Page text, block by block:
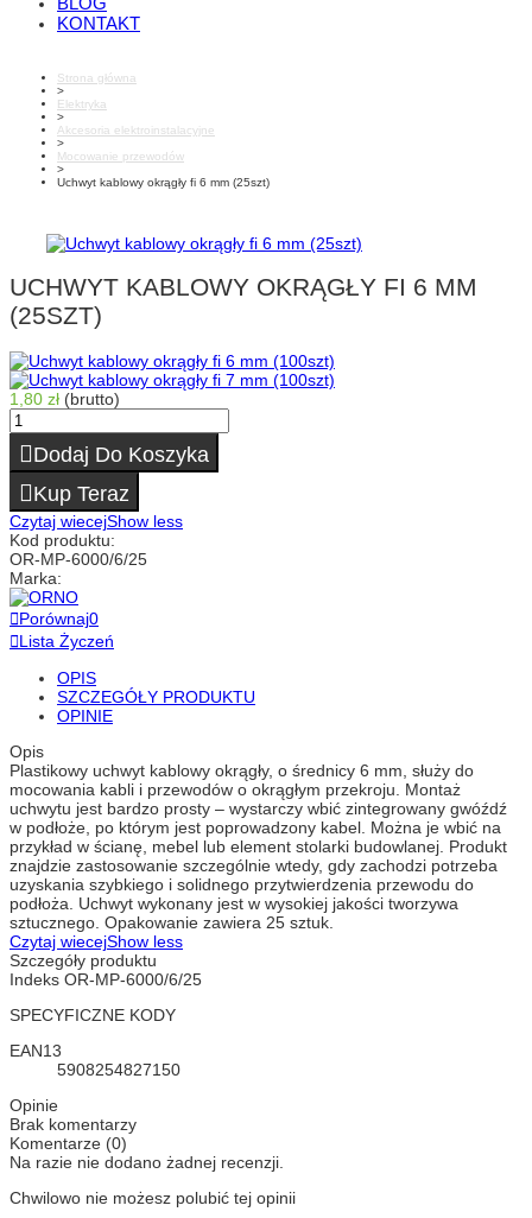
KONTAKT
Strona główna
>
Elektryka
>
Akcesoria elektroinstalacyjne
>
Mocowanie przewodów
>
Uchwyt kablowy okrągły fi 6 mm (25szt)
UCHWYT KABLOWY OKRĄGŁY FI 6 MM
(25SZT)
1,80 zł (brutto)
Dodaj Do Koszyka
Kup Teraz
Czytaj wiecejShow less
Kod produktu:
OR-MP-6000/6/25
Marka:
Porównaj0
Lista Życzeń
OPIS
SZCZEGÓŁY PRODUKTU
OPINIE
Opis
Plastikowy uchwyt kablowy okrągły, o średnicy 6 mm, służy do
mocowania kabli i przewodów o okrągłym przekroju. Montaż
uchwytu jest bardzo prosty – wystarczy wbić zintegrowany gwóźdź
w podłoże, po którym jest poprowadzony kabel. Można je wbić na
przykład w ścianę, mebel lub element stolarki budowlanej. Produkt
znajdzie zastosowanie szczególnie wtedy, gdy zachodzi potrzeba
uzyskania szybkiego i solidnego przytwierdzenia przewodu do
podłoża. Uchwyt wykonany jest w wysokiej jakości tworzywa
sztucznego. Opakowanie zawiera 25 sztuk.
Czytaj wiecejShow less
Szczegóły produktu
Indeks OR-MP-6000/6/25
SPECYFICZNE KODY
EAN13
5908254827150
Opinie
Brak komentarzy
Komentarze (0)
Na razie nie dodano żadnej recenzji.
Chwilowo nie możesz polubić tej opinii